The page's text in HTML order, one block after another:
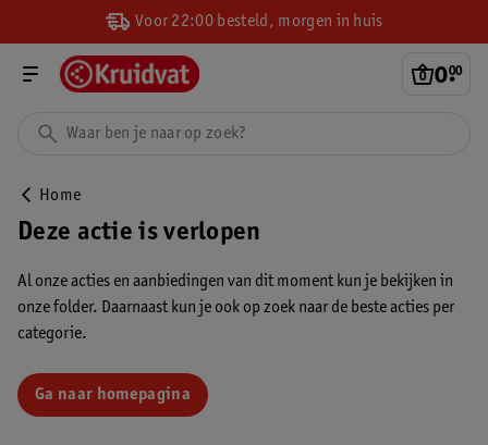
Voor 22:00 besteld, morgen in huis
0.
00
Home
Deze actie is verlopen
Al onze acties en aanbiedingen van dit moment kun je bekijken in
onze folder. Daarnaast kun je ook op zoek naar de beste acties per
categorie.
Ga naar homepagina